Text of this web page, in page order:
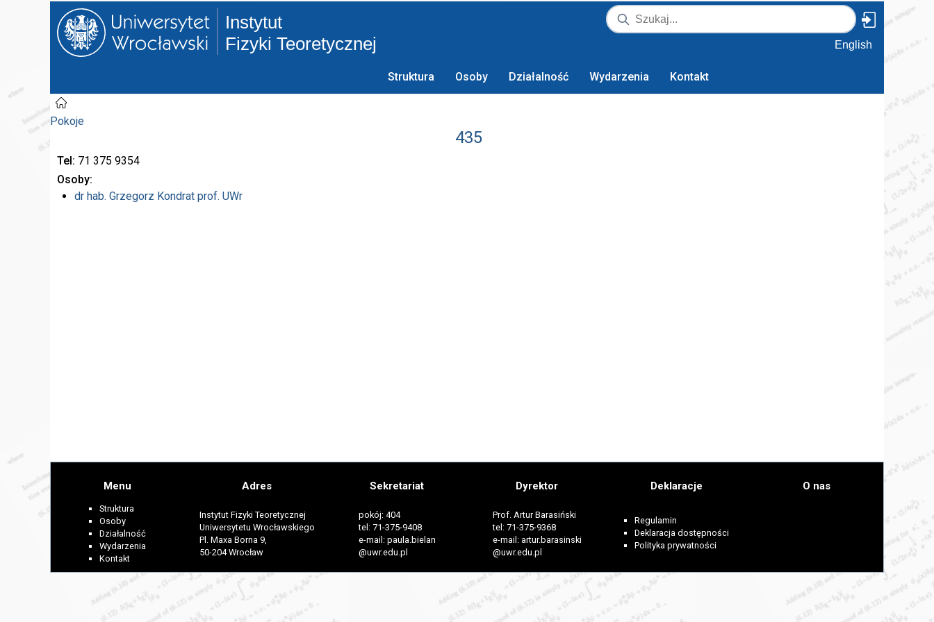
Instytut
Fizyki Teoretycznej
English
Struktura Osoby Działalność Wydarzenia Kontakt
Pokoje
435
Tel 71 375 9354
Osoby
dr hab. Grzegorz Kondrat prof. UWr
Menu
Struktura
Osoby
Działalność
Wydarzenia
Kontakt
Adres
Instytut Fizyki Teoretycznej
Uniwersytetu Wrocławskiego
Pl. Maxa Borna 9,
50-204 Wrocław
Sekretariat
pokój: 404
tel: 71-375-9408
e-mail: paula.bielan
@uwr.edu.pl
Dyrektor
Prof. Artur Barasiński
tel: 71-375-9368
e-mail: artur.barasinski
@uwr.edu.pl
Deklaracje
Regulamin
Deklaracja dostępności
Polityka prywatności
O nas